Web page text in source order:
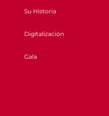
Su Historia
Digitalización
Gala